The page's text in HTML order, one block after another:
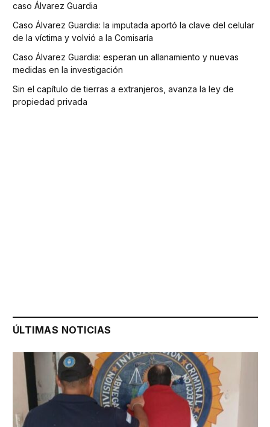
caso Álvarez Guardia
Caso Álvarez Guardia: la imputada aportó la clave del celular
de la víctima y volvió a la Comisaría
Caso Álvarez Guardia: esperan un allanamiento y nuevas
medidas en la investigación
Sin el capítulo de tierras a extranjeros, avanza la ley de
propiedad privada
ÚLTIMAS NOTICIAS